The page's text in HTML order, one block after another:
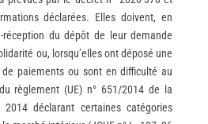
déclarées. Elles doivent, en
réception du dépôt de leur demande
ou, lorsqu’elles ont déposé une
paiements ou sont en difficulté au
règlement (UE) n° 651/2014 de la
déclarant certaines catégories